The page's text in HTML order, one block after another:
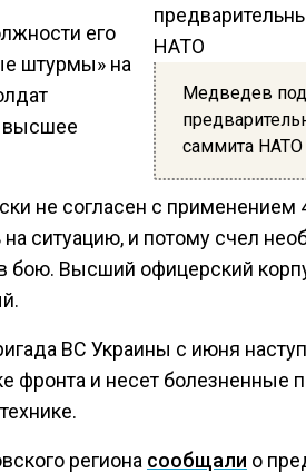
Медведев
саммита НАТО
его
штурмы» на
высшее
не согласен с применением
ситуацию, и потому счел
бою. Высший офицерский
ВС Украины с июня
фронта и несет болезненные
региона сообщали о